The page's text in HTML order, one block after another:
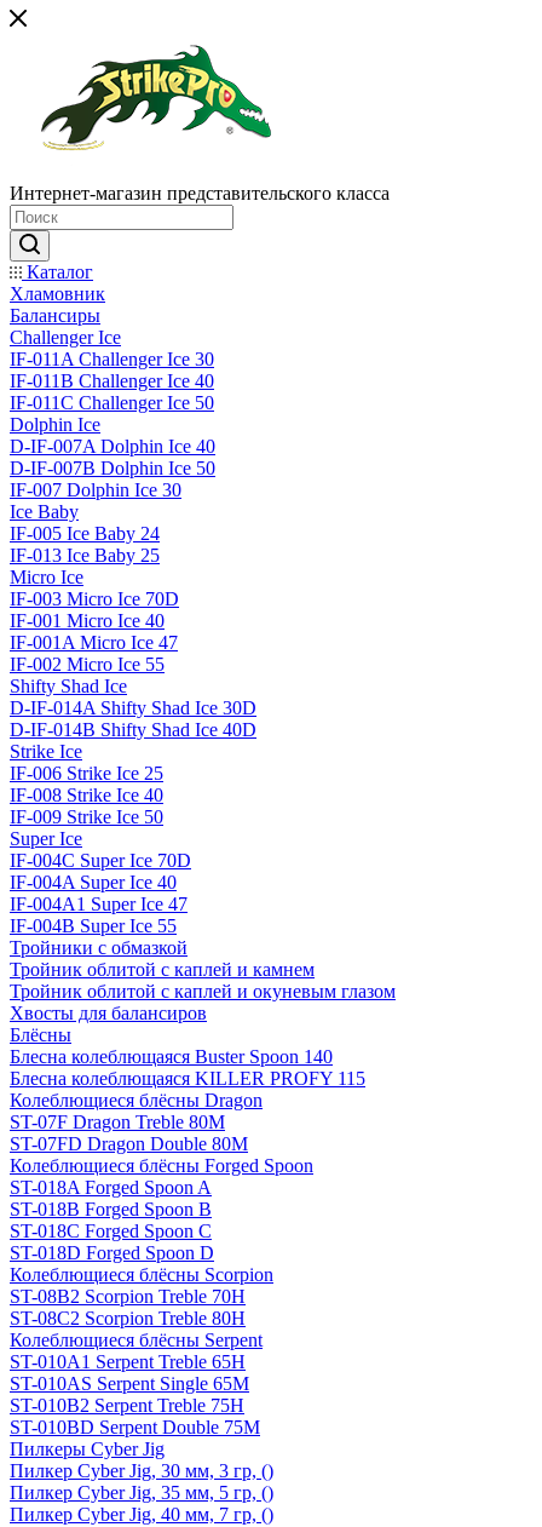
Интернет-магазин представительского класса
Каталог
Хламовник
Балансиры
Challenger Ice
IF-011A Challenger Ice 30
IF-011B Challenger Ice 40
IF-011C Challenger Ice 50
Dolphin Ice
D-IF-007A Dolphin Ice 40
D-IF-007B Dolphin Ice 50
IF-007 Dolphin Ice 30
Ice Baby
IF-005 Ice Baby 24
IF-013 Ice Baby 25
Micro Ice
IF-003 Micro Ice 70D
IF-001 Micro Ice 40
IF-001A Micro Ice 47
IF-002 Micro Ice 55
Shifty Shad Ice
D-IF-014A Shifty Shad Ice 30D
D-IF-014B Shifty Shad Ice 40D
Strike Ice
IF-006 Strike Ice 25
IF-008 Strike Ice 40
IF-009 Strike Ice 50
Super Ice
IF-004C Super Ice 70D
IF-004A Super Ice 40
IF-004A1 Super Ice 47
IF-004B Super Ice 55
Тройники с обмазкой
Тройник облитой с каплей и камнем
Тройник облитой с каплей и окуневым глазом
Хвосты для балансиров
Блёсны
Блесна колеблющаяся Buster Spoon 140
Блесна колеблющаяся KILLER PROFY 115
Колеблющиеся блёсны Dragon
ST-07F Dragon Treble 80M
ST-07FD Dragon Double 80M
Колеблющиеся блёсны Forged Spoon
ST-018A Forged Spoon A
ST-018B Forged Spoon B
ST-018C Forged Spoon C
ST-018D Forged Spoon D
Колеблющиеся блёсны Scorpion
ST-08B2 Scorpion Treble 70H
ST-08C2 Scorpion Treble 80H
Колеблющиеся блёсны Serpent
ST-010A1 Serpent Treble 65H
ST-010AS Serpent Single 65M
ST-010B2 Serpent Treble 75H
ST-010BD Serpent Double 75M
Пилкеры Cyber Jig
Пилкер Cyber Jig, 30 мм, 3 гр, ()
Пилкер Cyber Jig, 35 мм, 5 гр, ()
Пилкер Cyber Jig, 40 мм, 7 гр, ()